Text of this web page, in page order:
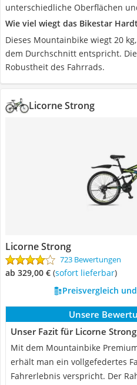
unterschiedliche Oberflächen
Wie viel wiegt das Bikestar
Dieses Mountainbike wiegt 20
dem Durchschnitt entspricht.
Robustheit des Fahrrads.
Licorne Strong
Licorne Strong
723 Bewertungen
ab 329,00 € ( Sofort lieferbar)
Preisvergleich
Unsere
Unser Fazit für Licorne
Mit dem Mountainbike
erhält man ein vollgefedertes
Fahrerlebnis verspricht. Der